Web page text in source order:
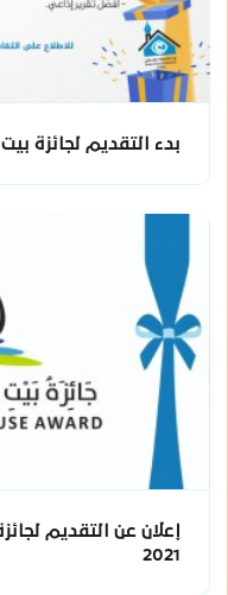
بدء التقديم لجائزة بيت
إعلان عن التقديم
2021